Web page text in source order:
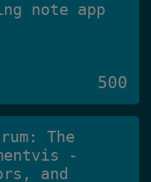
note app
500
The
-
and